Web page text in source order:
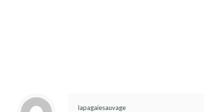
lapagaiesauvage